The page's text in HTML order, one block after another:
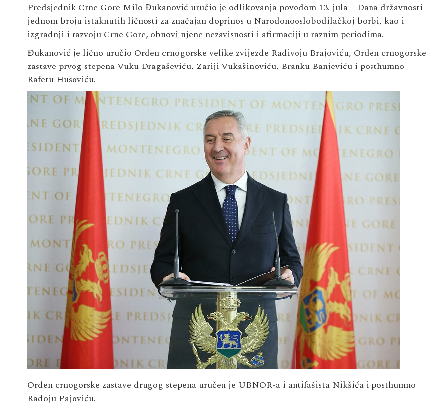
Predsjednik Crne Gore Milo Đukanović uručio je odlikovanja povodom 13. jula – Dana državnosti
jednom broju istaknutih ličnosti za značajan doprinos u Narodonooslobodilačkoj borbi, kao i
izgradnji i razvoju Crne Gore, obnovi njene nezavisnosti i afirmaciji u raznim periodima.
Đukanović je lično uručio Orden crnogorske velike zvijezde Radivoju Brajoviću, Orden crnogorske
zastave prvog stepena Vuku Dragaševiću, Zariji Vukašinoviću, Branku Banjeviću i posthumno
Rafetu Husoviću.
Orden crnogorske zastave drugog stepena uručen je UBNOR-a i antifašista Nikšića i posthumno
Radoju Pajoviću.